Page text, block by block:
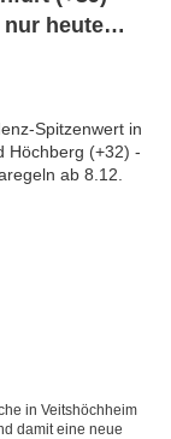
nur heute
in Veitshöchheim
damit eine neue